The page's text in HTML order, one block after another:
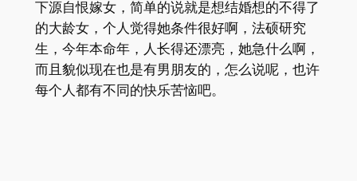
下源自恨嫁女，简单的说就是想结婚想的不得了
的大龄女，个人觉得她条件很好啊，法硕研究
生，今年本命年，人长得还漂亮，她急什么啊，
而且貌似现在也是有男朋友的，怎么说呢，也许
每个人都有不同的快乐苦恼吧。